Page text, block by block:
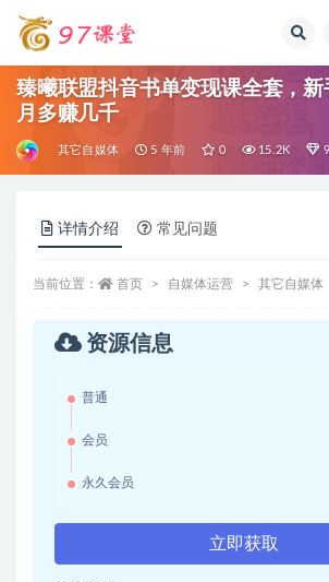
臻曦联盟抖音书单变现课全套，
月多赚几千
其它自媒体 5 年前 0 15.2K
详情介绍 常见问题
当前位置： 首页 自媒体运营 其它自媒体
资源信息
普通
会员
永久会员
立即获取